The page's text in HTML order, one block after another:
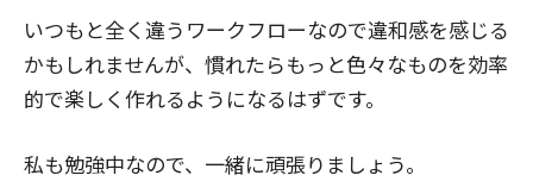
いつもと全く違うワークフローなので違和感を感じる
かもしれませんが、慣れたらもっと色々なものを効率
的で楽しく作れるようになるはずです。
私も勉強中なので、一緒に頑張りましょう。